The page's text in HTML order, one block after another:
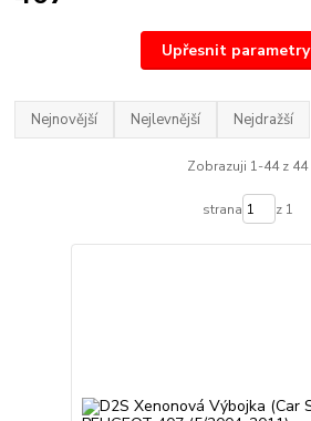
Upřesnit parametry
Nejnovější Nejlevnější Nejdražší
Zobrazuji 1-44 z 44
strana z 1